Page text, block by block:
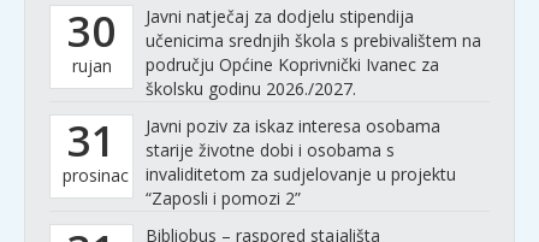
30
rujan
Javni natječaj za dodjelu stipendija
učenicima srednjih škola s prebivalištem na
području Općine Koprivnički Ivanec za
školsku godinu 2026./2027.
31
prosinac
Javni poziv za iskaz interesa osobama
starije životne dobi i osobama s
invaliditetom za sudjelovanje u projektu
“Zaposli i pomozi 2”
Bibliobus – raspored stajališta